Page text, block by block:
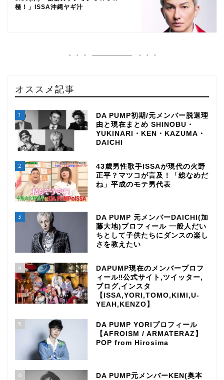
極！」ISSA沖縄ヤギ汁
オススメ記事
1
DA PUMP初期/元メンバー脱退理
由と現在まとめ SHINOBU・
YUKINARI・KEN・KAZUMA・
DAICHI
2
43歳男性歌手ISSAが現代の火野
正平？マツコが言及！「総なめだ
ね」平成のモテ男代表
3
DA PUMP 元メンバーDAICHI(加
藤大地)プロフィール 一般人だい
ちとして子供たちにダンスの楽し
さを教えたい
4
DAPUMP現在のメンバープロフ
ィール‼公式サイト,ツイッター,
ブログ,インスタ
【ISSA,YORI,TOMO,KIMI,U-
YEAH,KENZO】
5
DA PUMP YORIプロフィール
【AFROISM / ARMATERAZ】
POP from Hirosima
6
DA PUMP元メンバーKEN(奥本